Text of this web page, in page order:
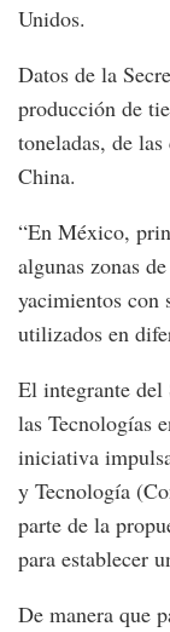
Unidos.
Datos de la
producción de
toneladas, de
China.
“En México,
algunas zonas
yacimientos con
utilizados en
El integrante del
las Tecnologías
iniciativa
y Tecnología
parte de la
para establecer
De manera que